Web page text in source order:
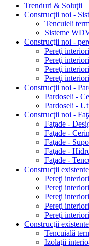
Trenduri & Soluţii
Construcţii noi -
Tencuieli
Sisteme
Construcţii noi -
Pereţi
Pereţi
Pereţi
Pereţi
Construcţii noi -
Pardoseli -
Pardoseli -
Construcţii noi -
Faţade -
Faţade -
Faţade -
Faţade -
Faţade -
Construcţii
Pereţi
Pereţi
Pereţi
Pereţi
Pereți
Construcţii
Tencuială
Izolaţii